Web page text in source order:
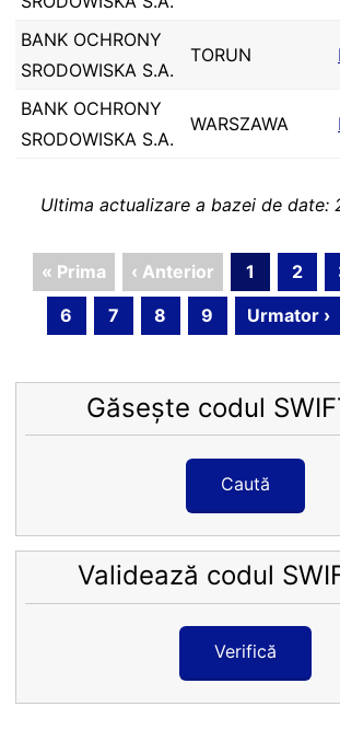
BANK OCHRONY
SRODOWISKA S.A.
TORUN
BANK OCHRONY
SRODOWISKA S.A.
WARSZAWA
Ultima actualizare a bazei de date:
« Prima ‹ Anterior 1 2
6
7 8 9 Urmator ›
Găsește codul
Caută
Validează codul
Verifică